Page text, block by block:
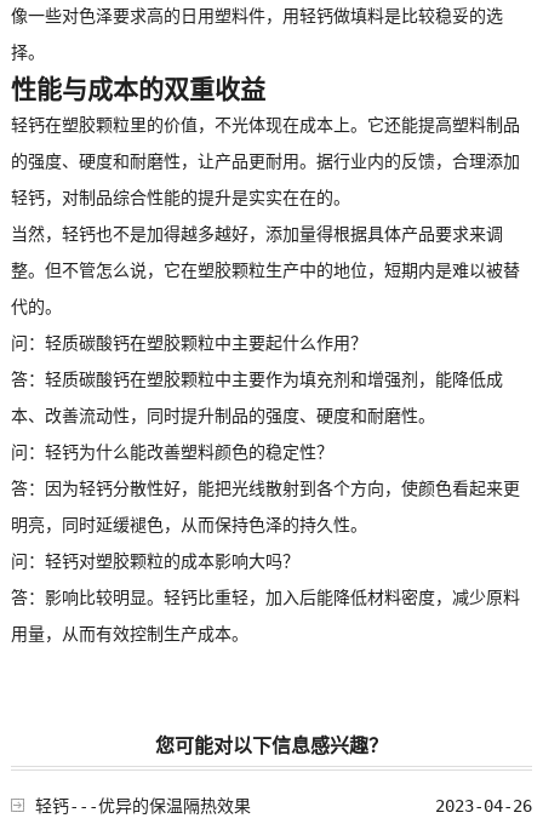
像一些对色泽要求高的日用塑料件，用轻钙做填料是比较稳妥的选
择。
性能与成本的双重收益
轻钙在塑胶颗粒里的价值，不光体现在成本上。它还能提高塑料制品
的强度、硬度和耐磨性，让产品更耐用。据行业内的反馈，合理添加
轻钙，对制品综合性能的提升是实实在在的。
当然，轻钙也不是加得越多越好，添加量得根据具体产品要求来调
整。但不管怎么说，它在塑胶颗粒生产中的地位，短期内是难以被替
代的。
问： 轻质碳酸钙在塑胶颗粒中主要起什么作用？
答： 轻质碳酸钙在塑胶颗粒中主要作为填充剂和增强剂，能降低成
本、改善流动性，同时提升制品的强度、硬度和耐磨性。
问：轻钙为什么能改善塑料颜色的稳定性？
答：因为轻钙分散性好，能把光线散射到各个方向，使颜色看起来更
明亮，同时延缓褪色，从而保持色泽的持久性。
问：轻钙对塑胶颗粒的成本影响大吗？
答：影响比较明显。轻钙比重轻，加入后能降低材料密度，减少原料
用量，从而有效控制生产成本。
您可能对以下信息感兴趣？
2023-04-26
轻钙---优异的保温隔热效果